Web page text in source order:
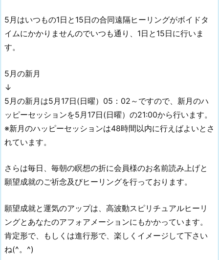
5月はいつもの1日と15日の合同遠隔ヒーリングがボイドタ
イムにかかりませんのでいつも通り、1日と15日に行いま
す。
5月の新月
↓
5月の新月は5月17日(日曜）05：02～ですので、新月のハ
ッピーセッションを5月17日(日曜）の21:00から行います。
※新月のハッピーセッションは48時間以内に行えばよいとさ
れています。
さらは毎日、毎朝の瞑想の折に会員様のお名前読み上げと
願望成就のご祈念及びヒーリングを行っております。
願望成就と運気のアップは、高波動スピリチュアルヒーリ
ングとあなたのアフォアメーションにもかかっています。
肯定形で、もしくは進行形で、楽しくイメージして下さい
ね(^。^)